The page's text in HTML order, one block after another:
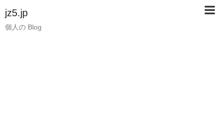
jz5.jp
個人の Blog